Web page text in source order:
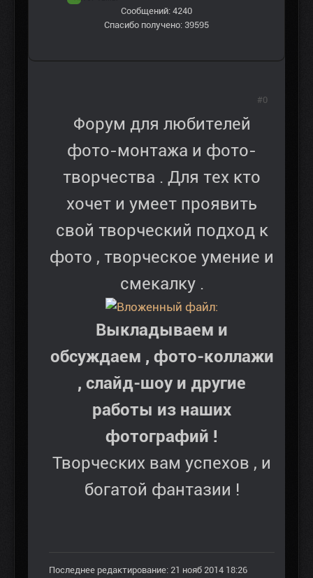
Сообщений: 4240
Спасибо получено: 39595
Форум для любителей
фото-монтажа и фото-
творчества . Для тех кто
хочет и умеет проявить
свой творческий подход к
фото , творческое умение и
смекалку .
Выкладываем и
обсуждаем , фото-коллажи
, слайд-шоу и другие
работы из наших
фотографий !
Творческих вам успехов , и
богатой фантазии !
Последнее редактирование: 21 нояб 2014 18:26
#0